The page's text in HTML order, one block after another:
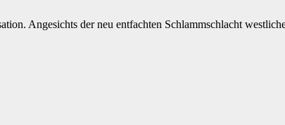
Angesichts der neu entfachten Schlammschlacht